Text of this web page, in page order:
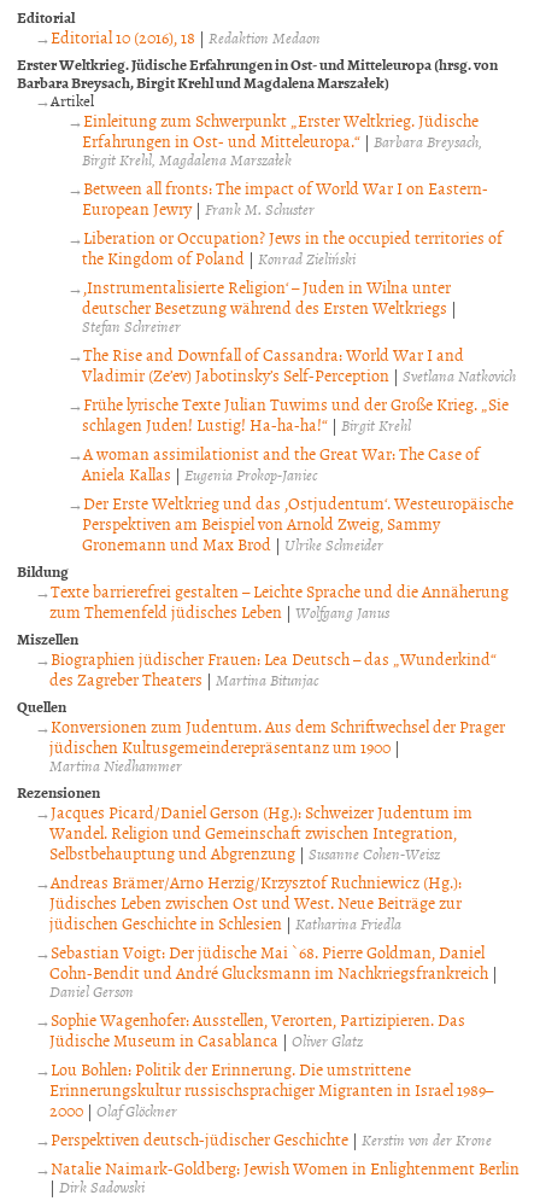
Editorial
Editorial 10 (2016), 18 |Redaktion Medaon
Erster Weltkrieg. Jüdische Erfahrungen in Ost- und Mitteleuropa (hrsg. von
Barbara Breysach, Birgit Krehl und Magdalena Marszałek)
Artikel
Einleitung zum Schwerpunkt „Erster Weltkrieg. Jüdische
Erfahrungen in Ost- und Mitteleuropa.“ | Barbara Breysach
Birgit Krehl Magdalena Marszałek
Between all fronts: The impact of World War I on Eastern-
European Jewry| Frank M. Schuster
Liberation or Occupation? Jews in the occupied territories of
the Kingdom of Poland | Konrad Zieliński
‚Instrumentalisierte Religion‘ – Juden in Wilna unter
deutscher Besetzung während des Ersten Weltkriegs |
Stefan Schreiner
The Rise and Downfall of Cassandra: World War I and
Vladimir (Ze’ev) Jabotinsky’s Self-Perception | Svetlana Natkovich
Frühe lyrische Texte Julian Tuwims und der Große Krieg. „Sie
schlagen Juden! Lustig! Ha-ha-ha!“ | Birgit Krehl
A woman assimilationist and the Great War: The Case of
Aniela Kallas | Eugenia Prokop-Janiec
Der Erste Weltkrieg und das ‚Ostjudentum‘. Westeuropäische
Perspektiven am Beispiel von Arnold Zweig, Sammy
Gronemann und Max Brod | Ulrike Schneider
Bildung
Texte barrierefrei gestalten – Leichte Sprache und die Annäherung
zum Themenfeld jüdisches Leben | Wolfgang Janus
Miszellen
Biographien jüdischer Frauen: Lea Deutsch – das „Wunderkind“
des Zagreber Theaters | Martina Bitunjac
Quellen
Konversionen zum Judentum. Aus dem Schriftwechsel der Prager
jüdischen Kultusgemeinderepräsentanz um 1900 |
Martina Niedhammer
Rezensionen
Jacques Picard/Daniel Gerson (Hg.): Schweizer Judentum im
Wandel. Religion und Gemeinschaft zwischen Integration,
Selbstbehauptung und Abgrenzung | Susanne Cohen-Weisz
Andreas Brämer/Arno Herzig/Krzysztof Ruchniewicz (Hg.):
Jüdisches Leben zwischen Ost und West. Neue Beiträge zur
jüdischen Geschichte in Schlesien | Katharina Friedla
Sebastian Voigt: Der jüdische Mai `68. Pierre Goldman, Daniel
Cohn-Bendit und André Glucksmann im Nachkriegsfrankreich |
Daniel Gerson
Sophie Wagenhofer: Ausstellen, Verorten, Partizipieren. Das
Jüdische Museum in Casablanca | Oliver Glatz
Lou Bohlen: Politik der Erinnerung. Die umstrittene
Erinnerungskultur russischsprachiger Migranten in Israel 1989–
2000 | Olaf Glöckner
Perspektiven deutsch-jüdischer Geschichte |Kerstin von der Krone
Natalie Naimark-Goldberg: Jewish Women in Enlightenment Berlin
| Dirk Sadowski